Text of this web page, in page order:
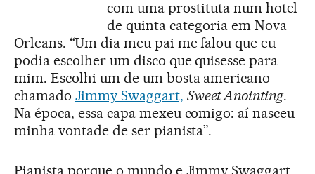
com uma prostituta num hotel
de quinta categoria em Nova
Orleans. “Um dia meu pai me falou que eu
podia escolher um disco que quisesse para
mim. Escolhi um de um bosta americano
chamado Jimmy Swaggart, Sweet Anointing.
Na época, essa capa mexeu comigo: aí nasceu
minha vontade de ser pianista”.